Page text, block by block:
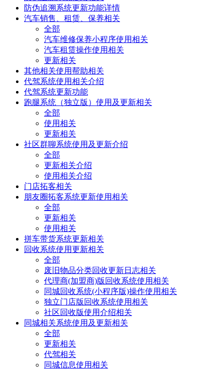
防伪追溯系统更新功能详情
汽车销售、租赁、保养相关
全部
汽车维修保养小程序使用相关
汽车租赁操作使用相关
更新相关
其他相关使用帮助相关
代驾系统使用相关介绍
代驾系统更新功能
跑腿系统（独立版）使用及更新相关
全部
使用相关
更新相关
社区群聊系统使用及更新介绍
全部
更新相关介绍
使用相关介绍
门店拓客相关
朋友圈拓客系统更新使用相关
全部
更新相关
使用相关
拼车带货系统更新相关
回收系统使用更新相关
全部
废旧物品分类回收更新日志相关
代理商(加盟商)版回收系统使用相关
同城回收系统(小程序版)操作使用相关
独立门店版回收系统使用相关
社区回收版使用介绍相关
同城相关系统使用及更新相关
全部
更新相关
代驾相关
同城信息使用相关